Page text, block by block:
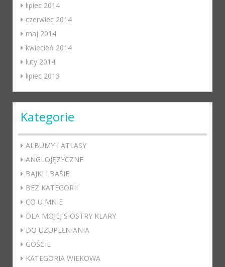
lipiec 2014
czerwiec 2014
maj 2014
kwiecień 2014
luty 2014
lipiec 2013
Kategorie
ALBUMY I ATLASY
ANGLOJĘZYCZNE
BAJKI I BAŚIE
BEZ KATEGORII
CO U MNIE
DLA MOJEJ SIOSTRY KLARY
DO UZUPEŁNIANIA
GOŚCIE
KATEGORIA WIEKOWA